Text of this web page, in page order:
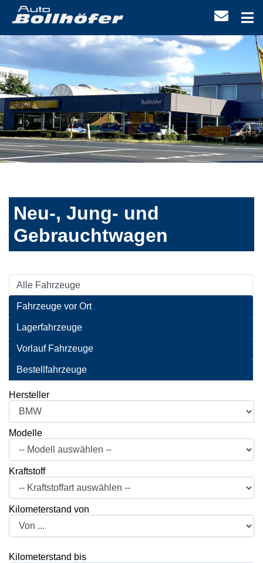
Neu-, Jung- und
Gebrauchtwagen
Alle Fahrzeuge
Fahrzeuge vor Ort
Lagerfahrzeuge
Vorlauf Fahrzeuge
Bestellfahrzeuge
Hersteller
Modelle
Kraftstoff
Kilometerstand von
Kilometerstand bis